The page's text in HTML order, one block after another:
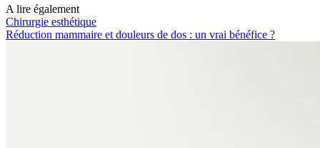
A lire également
Chirurgie esthétique
Réduction mammaire et douleurs de dos : un vrai bénéfice ?